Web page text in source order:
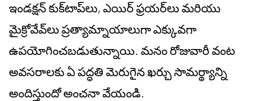
ఇండక్షన్ కుక్‌టాప్‌లు, ఎయిర్ ఫ్రయర్‌లు మరియు
మైక్రోవేవ్‌లు ప్రత్యామ్నాయాలుగా ఎక్కువగా
ఉపయోగించబడుతున్నాయి. మనం రోజువారీ వంట
అవసరాలకు ఏ పద్ధతి మెరుగైన ఖర్చు సామర్థ్యాన్ని
అందిస్తుందో అంచనా వేయండి.